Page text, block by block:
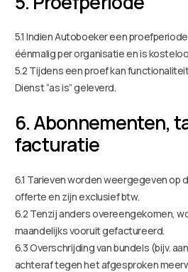
5.1 Indien Autoboeker een
éénmalig per organisatie en is
5.2 Tijdens een proef kan
Dienst “as is” geleverd.
6. Abonnementen,
facturatie
6.1 Tarieven worden weergegeven op
offerte en zijn exclusief btw.
6.2 Tenzij anders overeengekomen,
maandelijks vooruit gefactureerd.
6.3 Overschrijding van bundels (bijv.
achteraf tegen het afgesproken